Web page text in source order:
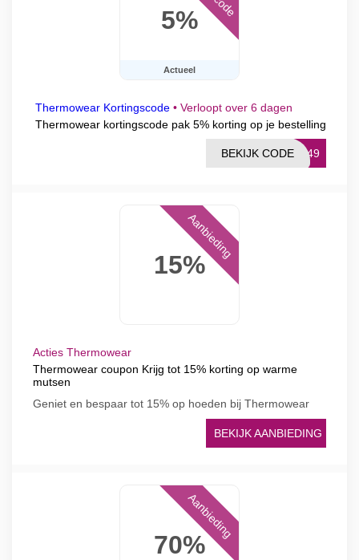
5%
Actueel
Thermowear Kortingscode • Verloopt over 6 dagen
Thermowear kortingscode pak 5% korting op je bestelling
-449
BEKIJK CODE
15%
Aanbieding
Acties Thermowear
Thermowear coupon Krijg tot 15% korting op warme
mutsen
Geniet en bespaar tot 15% op hoeden bij Thermowear
BEKIJK AANBIEDING
70%
Aanbieding